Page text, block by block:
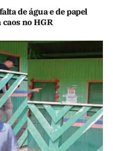
de água e de papel
no HGR